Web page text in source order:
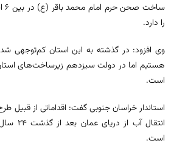
را دارد.
وی افزود: در گذشته به این استان کم‌توجهی
هستیم اما در دولت سیزدهم زیرساخت‌های استان
است.
انتقال
است.